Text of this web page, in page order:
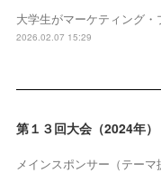
大学生がマーケティング
2026.02.07 15:29
第１３回大会（2024年）
メインスポンサー（テー